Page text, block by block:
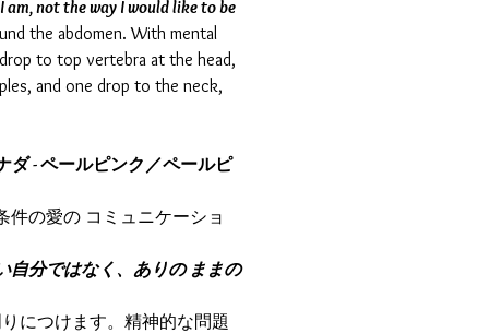
am, not the way I would like to be
the abdomen. With mental
to top vertebra at the head,
and one drop to the neck,
ダ - ペールピンク／ペールピ
件の愛の コミュニケーショ
自分ではなく、ありの ままの
につけます。精神的な問題